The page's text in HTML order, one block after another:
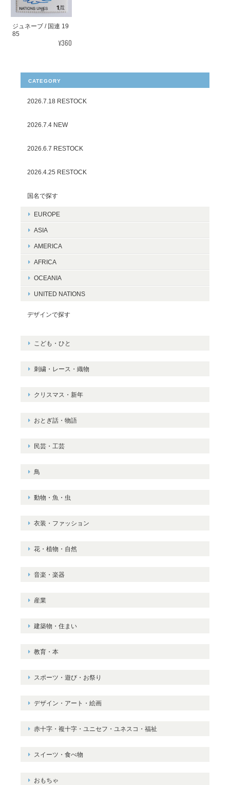
ジュネーブ / 国連 19
85
¥360
CATEGORY
2026.7.18 RESTOCK
2026.7.4 NEW
2026.6.7 RESTOCK
2026.4.25 RESTOCK
国名で探す
EUROPE
ASIA
AMERICA
AFRICA
OCEANIA
UNITED NATIONS
デザインで探す
こども・ひと
刺繍・レース・織物
クリスマス・新年
おとぎ話・物語
民芸・工芸
鳥
動物・魚・虫
衣装・ファッション
花・植物・自然
音楽・楽器
産業
建築物・住まい
教育・本
スポーツ・遊び・お祭り
デザイン・アート・絵画
赤十字・複十字・ユニセフ・ユネスコ・福祉
スイーツ・食べ物
おもちゃ